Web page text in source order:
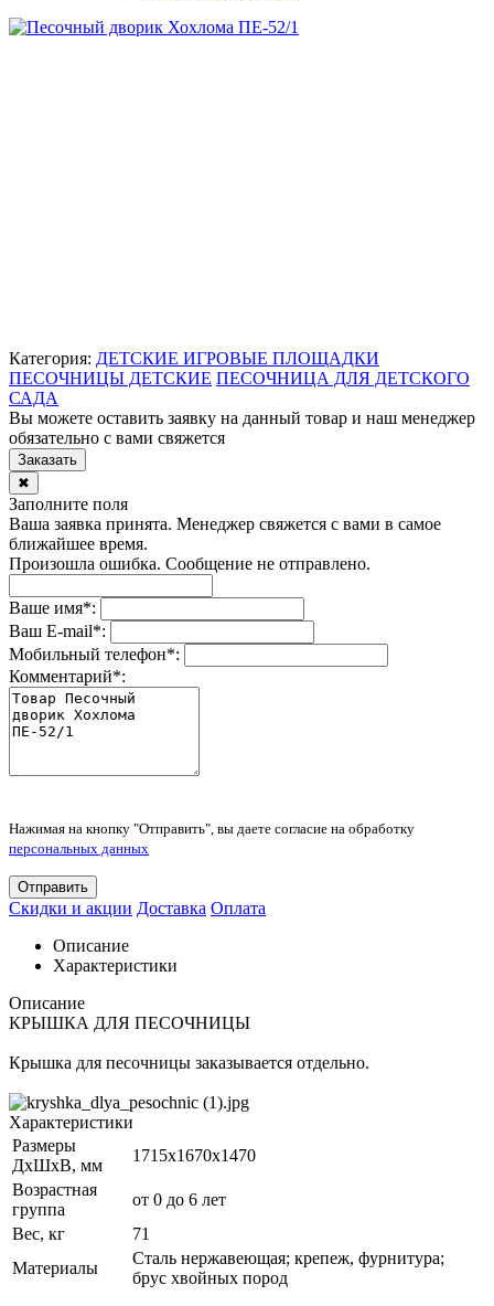
Категория: ДЕТСКИЕ ИГРОВЫЕ ПЛОЩАДКИ
ПЕСОЧНИЦЫ ДЕТСКИЕ ПЕСОЧНИЦА ДЛЯ ДЕТСКОГО
САДА
Вы можете оставить заявку на данный товар и наш менеджер
обязательно с вами свяжется
Заказать
✖
Заполните поля
Ваша заявка принята. Менеджер свяжется с вами в самое
ближайшее время.
Произошла ошибка. Сообщение не отправлено.
Ваше имя*:
Ваш E-mail*:
Мобильный телефон*:
Комментарий*:
Нажимая на кнопку "Отправить", вы даете согласие на обработку
персональных данных
Отправить
Скидки и акции Доставка Оплата
Описание
Характеристики
Описание
КРЫШКА ДЛЯ ПЕСОЧНИЦЫ
Крышка для песочницы заказывается отдельно.
Характеристики
Размеры
ДхШхВ, мм
1715х1670х1470
Возрастная
группа
от 0 до 6 лет
Вес, кг
71
Материалы
Сталь нержавеющая; крепеж, фурнитура;
брус хвойных пород